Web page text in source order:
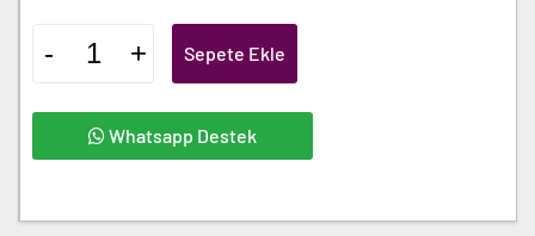
- + Sepete Ekle
Whatsapp Destek